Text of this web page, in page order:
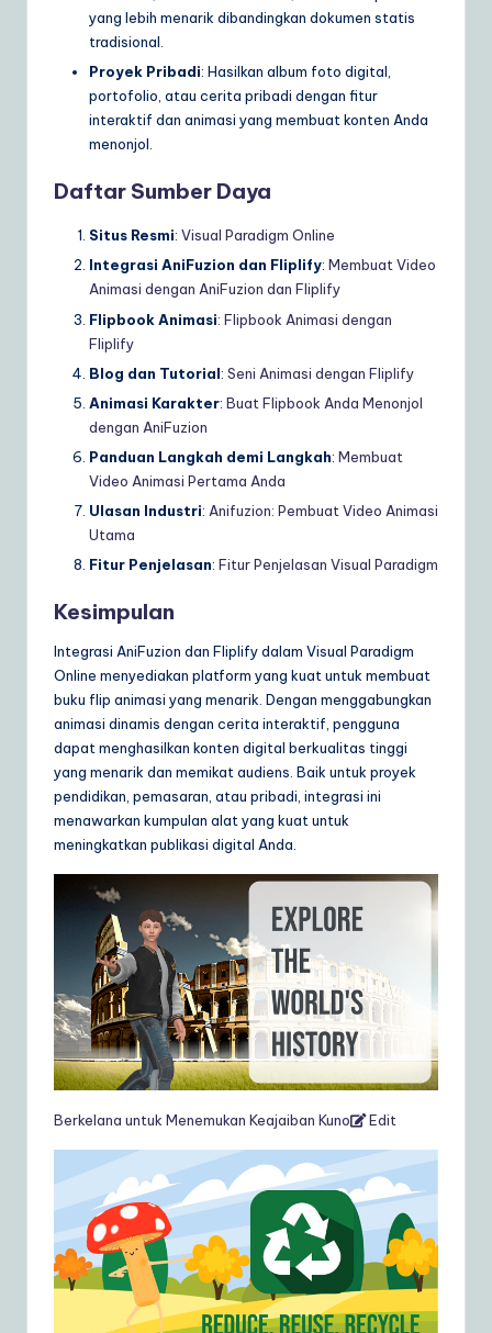
yang lebih menarik dibandingkan dokumen statis
tradisional.
Proyek Pribadi: Hasilkan album foto digital,
portofolio, atau cerita pribadi dengan fitur
interaktif dan animasi yang membuat konten Anda
menonjol.
Daftar Sumber Daya
Situs Resmi: Visual Paradigm Online
Integrasi AniFuzion dan Fliplify: Membuat Video
Animasi dengan AniFuzion dan Fliplify
Flipbook Animasi: Flipbook Animasi dengan
Fliplify
Blog dan Tutorial: Seni Animasi dengan Fliplify
Animasi Karakter: Buat Flipbook Anda Menonjol
dengan AniFuzion
Panduan Langkah demi Langkah: Membuat
Video Animasi Pertama Anda
Ulasan Industri: Anifuzion: Pembuat Video Animasi
Utama
Fitur Penjelasan: Fitur Penjelasan Visual Paradigm
Kesimpulan
Integrasi AniFuzion dan Fliplify dalam Visual Paradigm
Online menyediakan platform yang kuat untuk membuat
buku flip animasi yang menarik. Dengan menggabungkan
animasi dinamis dengan cerita interaktif, pengguna
dapat menghasilkan konten digital berkualitas tinggi
yang menarik dan memikat audiens. Baik untuk proyek
pendidikan, pemasaran, atau pribadi, integrasi ini
menawarkan kumpulan alat yang kuat untuk
meningkatkan publikasi digital Anda.
Berkelana untuk Menemukan Keajaiban Kuno Edit